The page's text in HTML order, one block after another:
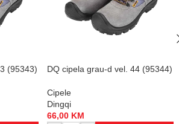
(95343) DQ cipela grau-d vel. 44 (95344)
Cipele
Dingqi
66,00 KM